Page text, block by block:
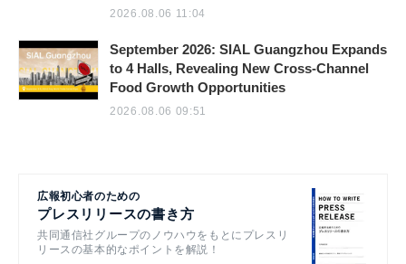
2026.08.06 11:04
September 2026: SIAL Guangzhou Expands
to 4 Halls, Revealing New Cross-Channel
Food Growth Opportunities
2026.08.06 09:51
広報初心者のための
プレスリリースの書き方
共同通信社グループのノウハウをもとにプレスリ
リースの基本的なポイントを解説！